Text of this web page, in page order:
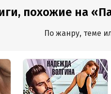
похожие на
По жанру, теме